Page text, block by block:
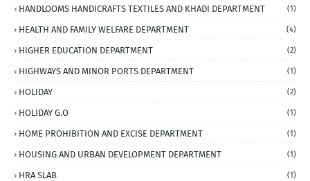
HANDLOOMS HANDICRAFTS TEXTILES AND KHADI DEPARTMENT (1)
HEALTH AND FAMILY WELFARE DEPARTMENT (4)
HIGHER EDUCATION DEPARTMENT (2)
HIGHWAYS AND MINOR PORTS DEPARTMENT (1)
HOLIDAY (2)
HOLIDAY G.O (1)
HOME PROHIBITION AND EXCISE DEPARTMENT (1)
HOUSING AND URBAN DEVELOPMENT DEPARTMENT (1)
HRA SLAB (1)